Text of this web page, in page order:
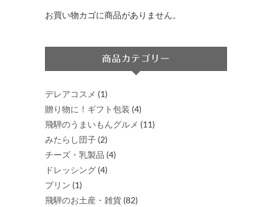
お買い物カゴに商品がありません。
商品カテゴリー
デレアコスメ (1)
贈り物に！ギフト包装 (4)
飛騨のうまいもんグルメ (11)
みたらし団子 (2)
チーズ・乳製品 (4)
ドレッシング (4)
プリン (1)
飛騨のお土産・雑貨 (82)